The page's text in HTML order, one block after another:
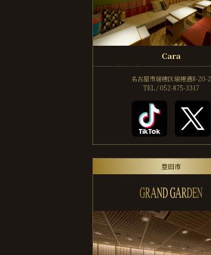
Cara
名古屋市瑞穂区瑞穂通8-20-2
TEL / 052-875-3317
豊田市